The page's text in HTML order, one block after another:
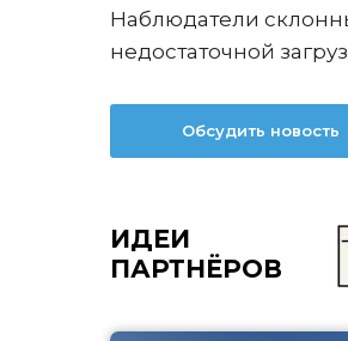
Наблюдатели
недостаточной
Обсудить новость
ИДЕИ
ПАРТНЁРОВ